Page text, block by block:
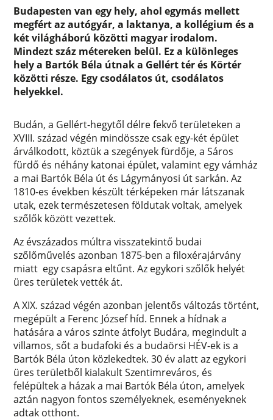
Budapesten van egy hely, ahol egymás mellett
megfért az autógyár, a laktanya, a kollégium és a
két világháború közötti magyar irodalom.
Mindezt száz métereken belül. Ez a különleges
hely a Bartók Béla útnak a Gellért tér és Körtér
közötti része. Egy csodálatos út, csodálatos
helyekkel.
Budán, a Gellért-hegytől délre fekvő területeken a
XVIII. század végén mindössze csak egy-két épület
árválkodott, köztük a szegények fürdője, a Sáros
fürdő és néhány katonai épület, valamint egy vámház
a mai Bartók Béla út és Lágymányosi út sarkán. Az
1810-es években készült térképeken már látszanak
utak, ezek természetesen földutak voltak, amelyek
szőlők között vezettek.
Az évszázados múltra visszatekintő budai
szőlőművelés azonban 1875-ben a filoxérajárvány
miatt egy csapásra eltűnt. Az egykori szőlők helyét
üres területek vették át.
A XIX. század végén azonban jelentős változás történt,
megépült a Ferenc József híd. Ennek a hídnak a
hatására a város szinte átfolyt Budára, megindult a
villamos, sőt a budafoki és a budaörsi HÉV-ek is a
Bartók Béla úton közlekedtek. 30 év alatt az egykori
üres területből kialakult Szentimreváros, és
felépültek a házak a mai Bartók Béla úton, amelyek
aztán nagyon fontos személyeknek, eseményeknek
adtak otthont.